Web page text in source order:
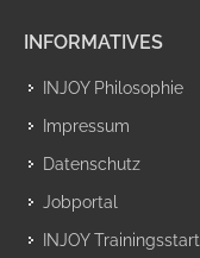
INFORMATIVES
INJOY Philosophie
Impressum
Datenschutz
Jobportal
INJOY Trainingsstart